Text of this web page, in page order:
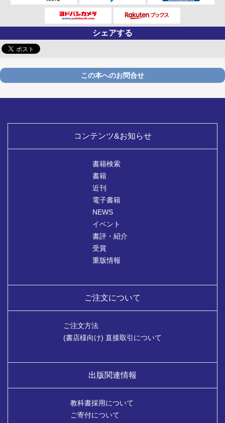
シェアする
この本へのお問合せ
コンテンツ&お知らせ
書籍検索
書籍
近刊
電子書籍
NEWS
イベント
書評・紹介
受賞
重版情報
ご注文について
ご注文方法
(書店様向け) 直接取引について
出版関連情報
教科書採用について
ご寄付について